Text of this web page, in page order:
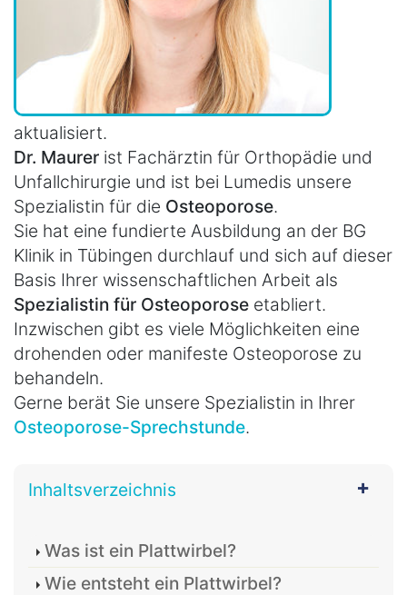
aktualisiert.
Dr. Maurer ist Fachärztin für Orthopädie und
Unfallchirurgie und ist bei Lumedis unsere
Spezialistin für die Osteoporose.
Sie hat eine fundierte Ausbildung an der BG
Klinik in Tübingen durchlauf und sich auf dieser
Basis Ihrer wissenschaftlichen Arbeit als
Spezialistin für Osteoporose etabliert.
Inzwischen gibt es viele Möglichkeiten eine
drohenden oder manifeste Osteoporose zu
behandeln.
Gerne berät Sie unsere Spezialistin in Ihrer
Osteoporose-Sprechstunde.
Inhaltsverzeichnis
Was ist ein Plattwirbel?
Wie entsteht ein Plattwirbel?